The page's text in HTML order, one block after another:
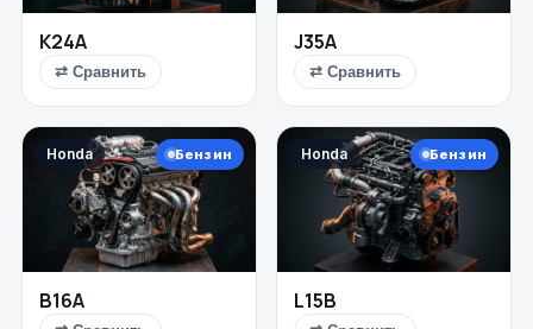
K24A
⇄ Сравнить
J35A
⇄ Сравнить
Honda Бензин
B16A
Honda Бензин
L15B